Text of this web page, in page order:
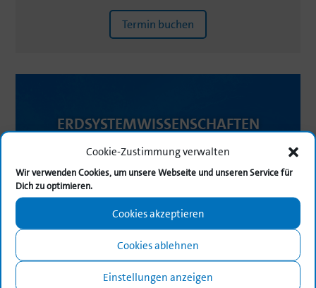
Cookie-Zustimmung verwalten
Wir verwenden Cookies, um unsere Webseite und unseren Service für
Dich zu optimieren.
Cookies akzeptieren
Cookies ablehnen
Einstellungen anzeigen
Termin buchen
ERDSYS­TEM­WIS­SEN­SCHAFTEN
Studi­en­gänge
Earth System Physics
Geogra­phie
Lehramt Geogra­phie
Meteo­ro­logie